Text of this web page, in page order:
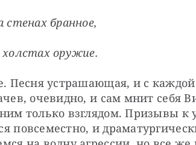
стенах бранное,
оружие.
Песня устрашающая, и с
очевидно, и сам мнит себя
только взглядом. Призывы к
повсеместно, и